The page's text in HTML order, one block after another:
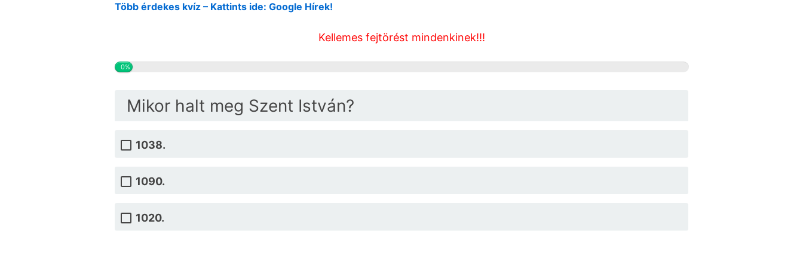
Több érdekes kvíz – Kattints ide: Google Hírek!
Kellemes fejtörést mindenkinek!!!
0%
Mikor halt meg Szent István?
1038.
1090.
1020.